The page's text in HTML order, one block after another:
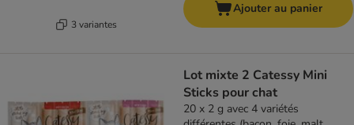
3 variantes
Ajouter au panier
Lot mixte 2 Catessy Mini
Sticks pour chat
20 x 2 g avec 4 variétés